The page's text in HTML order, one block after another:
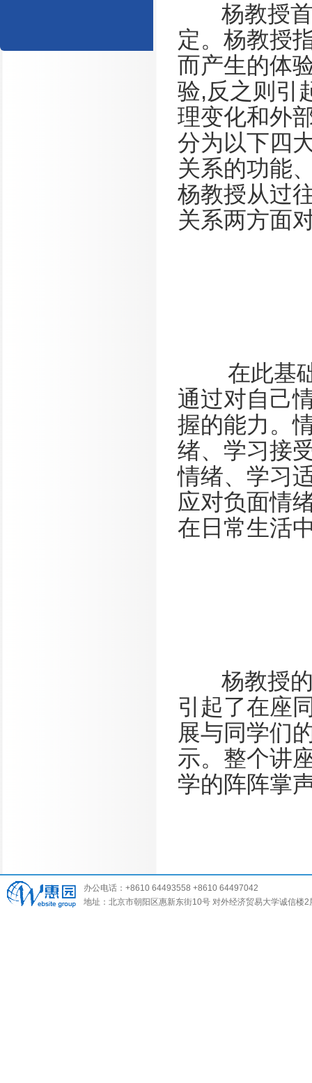
杨教授首
定。杨教授
而产生的体
验,反之则引
理变化和外
分为以下四
关系的功能
杨教授从过
关系两方面
在此基础
通过对自己
握的能力。
绪、学习接
情绪、学习
应对负面情
在日常生活
杨教授的
引起了在座
展与同学们
示。整个讲
学的阵阵掌
办公电话：+8610 64493558 +8610 64497042
地址：北京市朝阳区惠新东街10号 对外经济贸易大学诚信楼